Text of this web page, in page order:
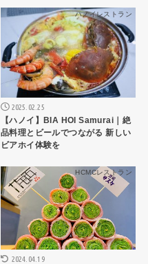
ハノイレストラン
2025.02.25
【ハノイ】BIA HOI Samurai｜絶
品料理とビールでつながる 新しい
ビアホイ体験を
HCMCレストラン
2024.04.19